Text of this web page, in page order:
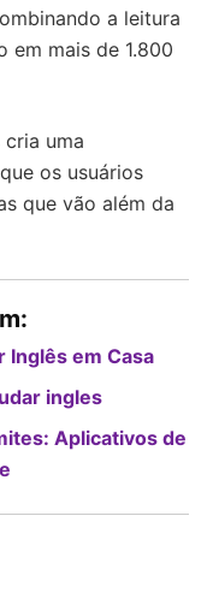
a leitura
em mais de 1.800
uma
os usuários
que vão além da
em Casa
ingles
Aplicativos de